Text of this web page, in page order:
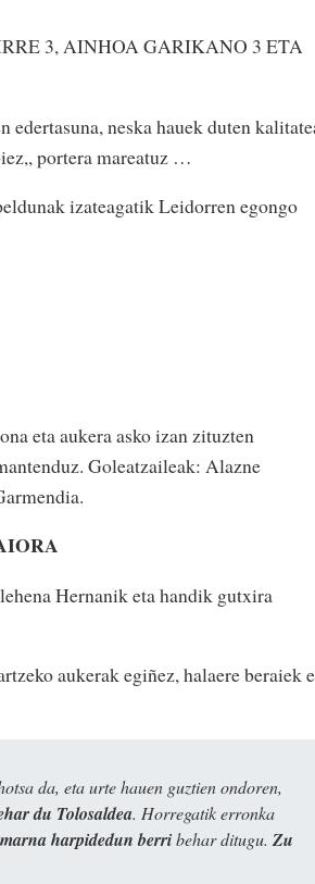
3, AINHOA GARIKANO 3 ETA
neska hauek duten
portera mareatuz …
izateagatik Leidorren egongo
eta aukera asko izan zituzten
Goleatzaileak: Alazne
Hernanik eta handik gutxira
aukerak egiñez, halaere beraiek
da, eta urte hauen guztien ondoren,
du Tolosaldea. Horregatik erronka
harpidedun berribehar ditugu. Zu